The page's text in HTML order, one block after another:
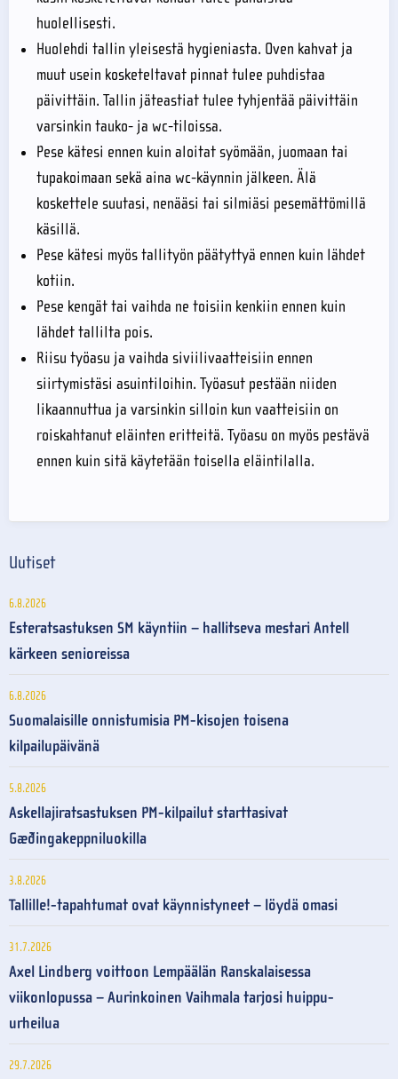
huolellisesti.
Huolehdi tallin yleisestä hygieniasta. Oven kahvat ja
muut usein kosketeltavat pinnat tulee puhdistaa
päivittäin. Tallin jäteastiat tulee tyhjentää päivittäin
varsinkin tauko- ja wc-tiloissa.
Pese kätesi ennen kuin aloitat syömään, juomaan tai
tupakoimaan sekä aina wc-käynnin jälkeen. Älä
koskettele suutasi, nenääsi tai silmiäsi pesemättömillä
käsillä.
Pese kätesi myös tallityön päätyttyä ennen kuin lähdet
kotiin.
Pese kengät tai vaihda ne toisiin kenkiin ennen kuin
lähdet tallilta pois.
Riisu työasu ja vaihda siviilivaatteisiin ennen
siirtymistäsi asuintiloihin. Työasut pestään niiden
likaannuttua ja varsinkin silloin kun vaatteisiin on
roiskahtanut eläinten eritteitä. Työasu on myös pestävä
ennen kuin sitä käytetään toisella eläintilalla.
Uutiset
6.8.2026
Esteratsastuksen SM käyntiin – hallitseva mestari Antell
kärkeen senioreissa
6.8.2026
Suomalaisille onnistumisia PM-kisojen toisena
kilpailupäivänä
5.8.2026
Askellajiratsastuksen PM-kilpailut starttasivat
Gæðingakeppniluokilla
3.8.2026
Tallille!-tapahtumat ovat käynnistyneet – löydä omasi
31.7.2026
Axel Lindberg voittoon Lempäälän Ranskalaisessa
viikonlopussa – Aurinkoinen Vaihmala tarjosi huippu-
urheilua
29.7.2026